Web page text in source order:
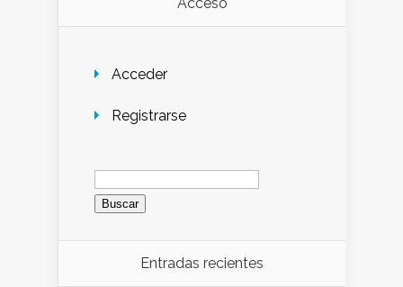
Acceder
Registrarse
Buscar:
Entradas recientes